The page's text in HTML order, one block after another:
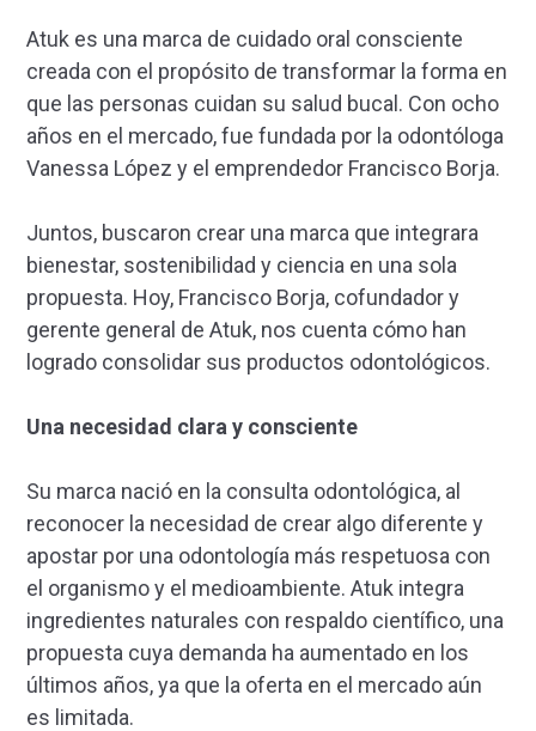
Atuk es una marca de cuidado oral consciente
creada con el propósito de transformar la forma en
que las personas cuidan su salud bucal. Con ocho
años en el mercado, fue fundada por la odontóloga
Vanessa López y el emprendedor Francisco Borja.
Juntos, buscaron crear una marca que integrara
bienestar, sostenibilidad y ciencia en una sola
propuesta. Hoy, Francisco Borja, cofundador y
gerente general de Atuk, nos cuenta cómo han
logrado consolidar sus productos odontológicos.
Una necesidad clara y consciente
Su marca nació en la consulta odontológica, al
reconocer la necesidad de crear algo diferente y
apostar por una odontología más respetuosa con
el organismo y el medioambiente. Atuk integra
ingredientes naturales con respaldo científico, una
propuesta cuya demanda ha aumentado en los
últimos años, ya que la oferta en el mercado aún
es limitada.